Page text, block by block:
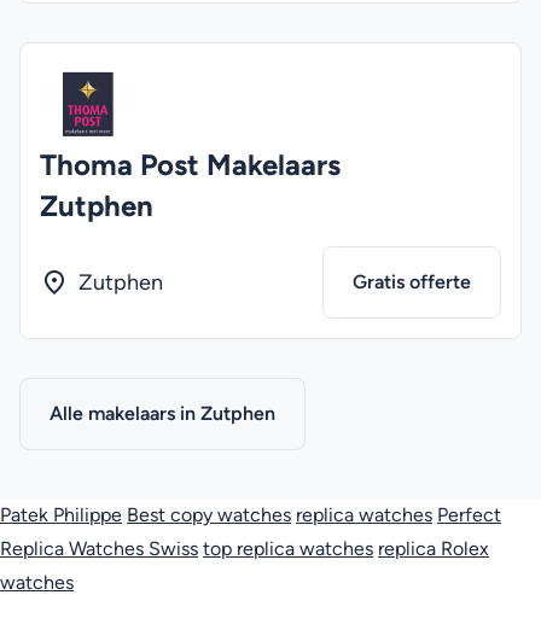
Thoma Post Makelaars
Zutphen
Zutphen Gratis offerte
Alle makelaars in Zutphen
Patek Philippe Best copy watches replica watches Perfect
Replica Watches Swiss top replica watches replica Rolex
watches